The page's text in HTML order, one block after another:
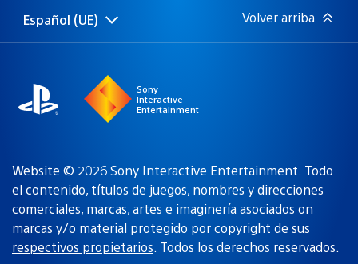
Selecciona
una
Región
actual:
Español (UE) Volver arriba
Sony
Interactive
Entertainment
Website © 2026 Sony Interactive Entertainment. Todo
el contenido, títulos de juegos, nombres y direcciones
comerciales, marcas, artes e imaginería asociados on
marcas y/o material protegido por copyright de sus
respectivos propietarios. Todos los derechos reservados.